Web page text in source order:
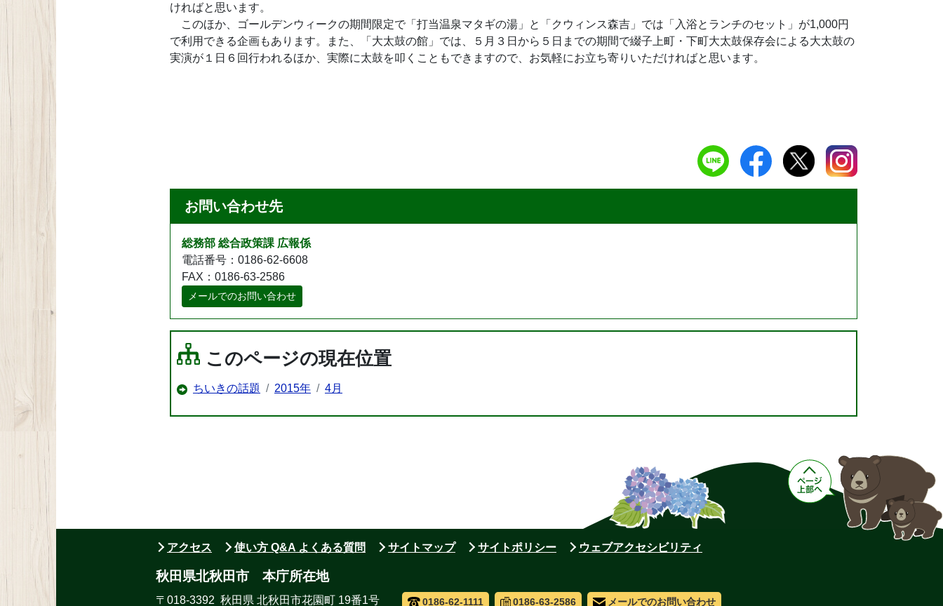
ければと思います。
このほか、ゴールデンウィークの期間限定で「打当温泉マタギの湯」と「クウィンス森吉」では「入浴とランチのセット」が1,000円
で利用できる企画もあります。また、「大太鼓の館」では、５月３日から５日までの期間で綴子上町・下町大太鼓保存会による大太鼓の
実演が１日６回行われるほか、実際に太鼓を叩くこともできますので、お気軽にお立ち寄りいただければと思います。
お問い合わせ先
総務部 総合政策課 広報係
電話番号：0186-62-6608
FAX：0186-63-2586
メールでのお問い合わせ
このページの現在位置
ちいきの話題 2015年 4月
アクセス 使い方 Q&A よくある質問 サイトマップ サイトポリシー ウェブアクセシビリティ
秋田県北秋田市 本庁所在地
〒018-3392 秋田県 北秋田市花園町 19番1号 0186-62-1111 0186-63-2586 メールでのお問い合わせ